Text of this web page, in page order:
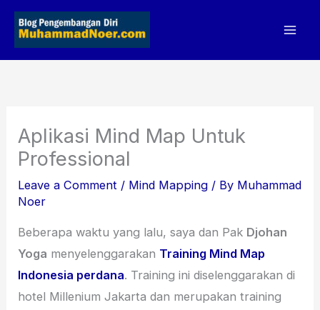
Skip
Aplikasi Mind Map Untuk
Professional
Leave a Comment / Mind Mapping / By Muhammad
Noer
Beberapa waktu yang lalu, saya dan Pak Djohan
Yoga menyelenggarakan Training Mind Map
Indonesia perdana. Training ini diselenggarakan di
hotel Millenium Jakarta dan merupakan training